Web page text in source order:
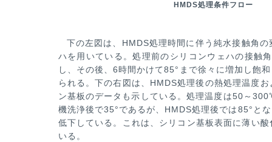
HMDS処理条件フロー
下の左図は、HMDS処理時間に伴う純水接触角
ハを用いている。処理前のシリコンウェハの接触
し、その後、 6時間かけて85°まで徐々に増加し飽
られる。下の右図は、HMDS処理後の熱処理温度お
ン基板のデータも示して いる。処理温度は50～
機洗浄後で35°であるが、HMDS処理後では85°と
低下している。これは、シリコ ン基板表面に薄い
いる。